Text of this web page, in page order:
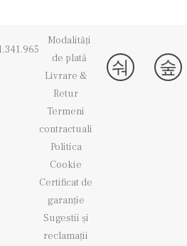
Modalități
de plată
Livrare &
Retur
Termeni
contractuali
Politica
Cookie
Certificat de
garanție
Sugestii și
reclamații